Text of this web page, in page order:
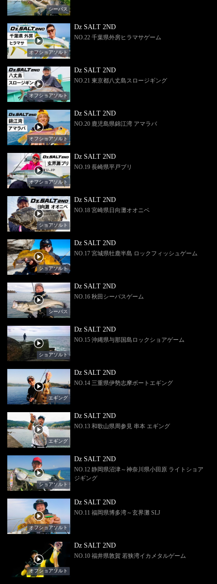
シーバス
オフショアソルト
Dz SALT 2ND
NO.22 千葉県外房ヒラマサゲーム
オフショアソルト
Dz SALT 2ND
NO.21 東京都八丈島スロージギング
オフショアソルト
Dz SALT 2ND
NO.20 鹿児島県錦江湾 アマラバ
オフショアソルト
Dz SALT 2ND
NO.19 長崎県平戸ブリ
ショアソルト
Dz SALT 2ND
NO.18 宮崎県日向灘オオニベ
ショアソルト
Dz SALT 2ND
NO.17 宮城県牡鹿半島 ロックフィッシュゲーム
シーバス
Dz SALT 2ND
NO.16 秋田シーバスゲーム
ショアソルト
Dz SALT 2ND
NO.15 沖縄県与那国島ロックショアゲーム
エギング
Dz SALT 2ND
NO.14 三重県伊勢志摩ボートエギング
エギング
Dz SALT 2ND
NO.13 和歌山県周参見 串本 エギング
ショアソルト
Dz SALT 2ND
NO.12 静岡県沼津～神奈川県小田原 ライトショア
ジギング
オフショアソルト
Dz SALT 2ND
NO.11 福岡県博多湾～玄界灘 SLJ
オフショアソルト
Dz SALT 2ND
NO.10 福井県敦賀 若狭湾イカメタルゲーム